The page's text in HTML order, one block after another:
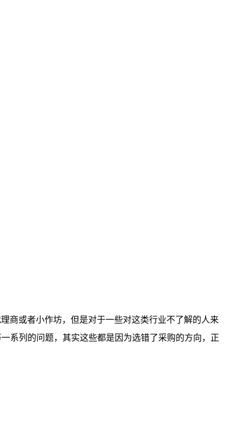
商或者小作坊，但是对于一些对这类行业不了解的人来
系列的问题，其实这些都是因为选错了采购的方向，正